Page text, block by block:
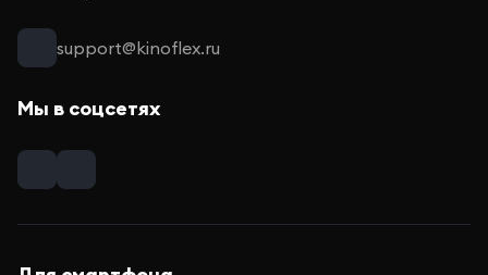
support@kinoflex.ru
Мы в соцсетях